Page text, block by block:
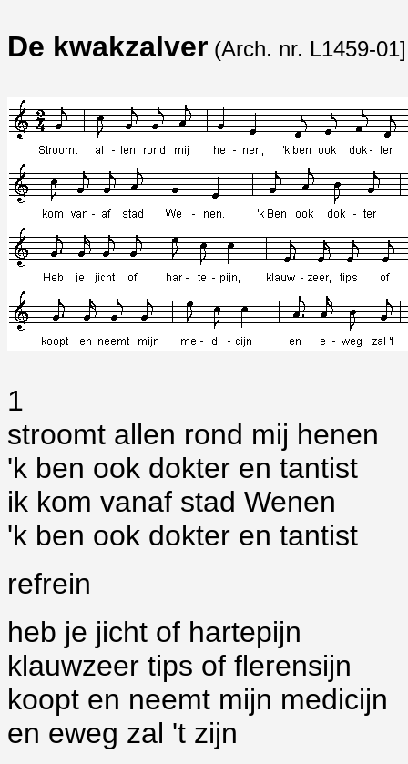
De kwakzalver (Arch. nr. L1459-01]
1
stroomt allen rond mij henen
'k ben ook dokter en tantist
ik kom vanaf stad Wenen
'k ben ook dokter en tantist
refrein
heb je jicht of hartepijn
klauwzeer tips of flerensijn
koopt en neemt mijn medicijn
en eweg zal 't zijn